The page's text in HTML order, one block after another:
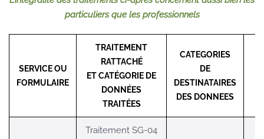
particuliers que les professionnels
SERVICE OU
FORMULAIRE
TRAITEMENT
RATTACHÉ
ET CATÉGORIE DE
DONNÉES
TRAITÉES
CATEGORIES
DE
DESTINATAIRES
DES DONNEES
Traitement SG-04